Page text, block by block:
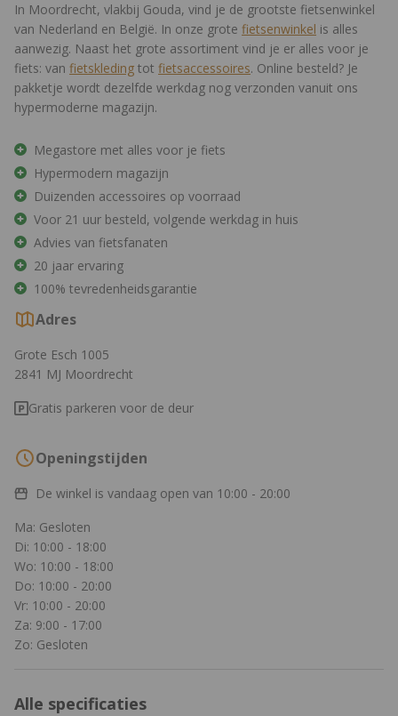
In Moordrecht, vlakbij Gouda, vind je de grootste fietsenwinkel
van Nederland en België. In onze grote fietsenwinkel is alles
aanwezig. Naast het grote assortiment vind je er alles voor je
fiets: van fietskleding tot fietsaccessoires. Online besteld? Je
pakketje wordt dezelfde werkdag nog verzonden vanuit ons
hypermoderne magazijn.
Megastore met alles voor je fiets
Hypermodern magazijn
Duizenden accessoires op voorraad
Voor 21 uur besteld, volgende werkdag in huis
Advies van fietsfanaten
20 jaar ervaring
100% tevredenheidsgarantie
Adres
Grote Esch 1005
2841 MJ Moordrecht
Gratis parkeren voor de deur
Openingstijden
De winkel is vandaag open van 10:00 - 20:00
Ma: Gesloten
Di: 10:00 - 18:00
Wo: 10:00 - 18:00
Do: 10:00 - 20:00
Vr: 10:00 - 20:00
Za: 9:00 - 17:00
Zo: Gesloten
Alle specificaties